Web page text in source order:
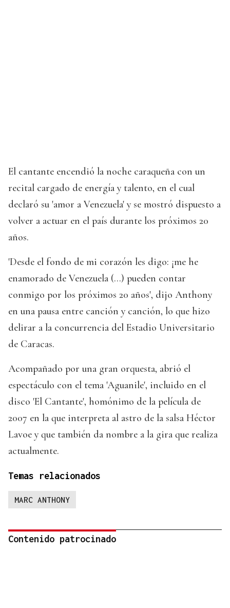
El cantante encendió la noche caraqueña con un
recital cargado de energía y talento, en el cual
declaró su 'amor a Venezuela' y se mostró dispuesto a
volver a actuar en el país durante los próximos 20
años.
'Desde el fondo de mi corazón les digo: ¡me he
enamorado de Venezuela (...) pueden contar
conmigo por los próximos 20 años', dijo Anthony
en una pausa entre canción y canción, lo que hizo
delirar a la concurrencia del Estadio Universitario
de Caracas.
Acompañado por una gran orquesta, abrió el
espectáculo con el tema 'Aguanile', incluido en el
disco 'El Cantante', homónimo de la película de
2007 en la que interpreta al astro de la salsa Héctor
Lavoe y que también da nombre a la gira que realiza
actualmente.
Temas relacionados
MARC ANTHONY
Contenido patrocinado